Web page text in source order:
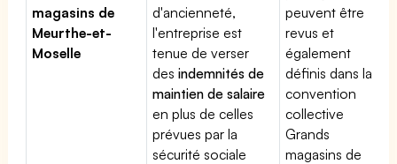
magasins de
Meurthe-et-
Moselle
d'ancienneté,
l'entreprise est
tenue de verser
desindemnités de
maintien de salaire
en plus de celles
prévues par la
sécurité sociale
peuvent être
revus et
également
définis dans la
convention
collective
Grands
magasins de